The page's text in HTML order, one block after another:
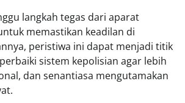
langkah tegas dari aparat
memastikan keadilan di
peristiwa ini dapat menjadi titik
sistem kepolisian agar lebih
dan senantiasa mengutamakan